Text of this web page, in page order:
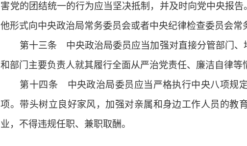
害党的团结统一的行为应当坚决抵制，并及时向党中央报
他形式向中央政治局常务委员会或者中央纪律检查委员会常
第十三条 中央政治局委员应当加强对直接分管部门、
和部门主要负责人就其履行全面从严治党责任、廉洁自律等
第十四条 中央政治局委员应当严格执行中央八项规定
项。带头树立良好家风，加强对亲属和身边工作人员的教
业，不得违规任职、兼职取酬。